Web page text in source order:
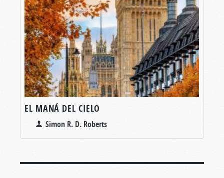
EL MANÁ DEL CIELO
Simon R. D. Roberts